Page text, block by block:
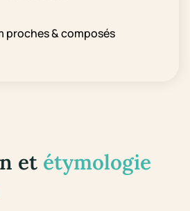
proches & composés
et étymologie